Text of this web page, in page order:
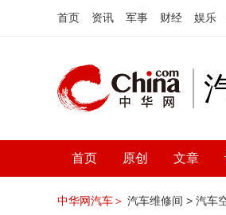
首页 资讯 军事 财经 娱乐
首页 原创 文章
中华网汽车＞ 汽车维修间 > 汽车